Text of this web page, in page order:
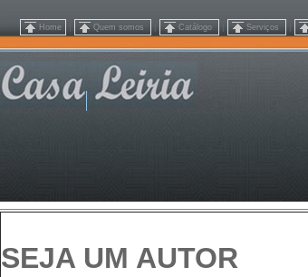
Home Quem somos Catálogo Serviços
SEJA UM AUTOR